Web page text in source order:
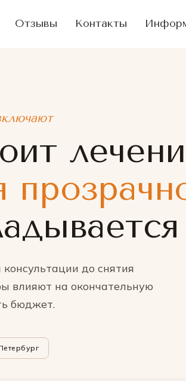
Отзывы Контакты
до снятия
влияют на окончательную
бюджет.